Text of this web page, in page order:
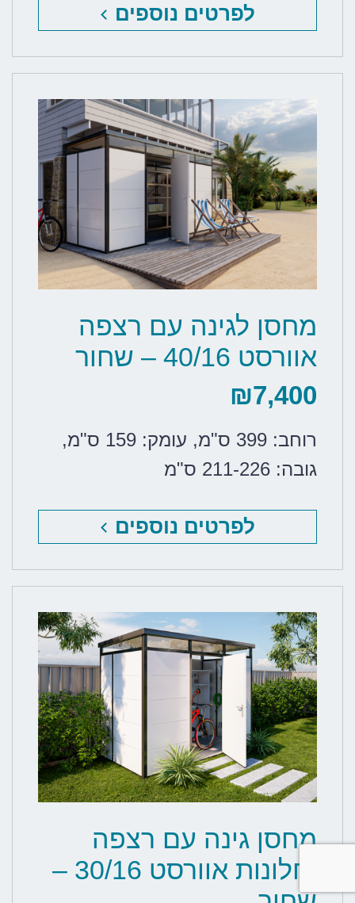
לפרטים נוספים
מחסן לגינה עם רצפה
אוורסט 40/16 – שחור
₪7,400
רוחב: 399 ס"מ , עומק: 159 ס"מ
,
גובה: 211-226 ס"מ
לפרטים נוספים
מחסן גינה עם רצפה
וחלונות אוורסט 30/16 –